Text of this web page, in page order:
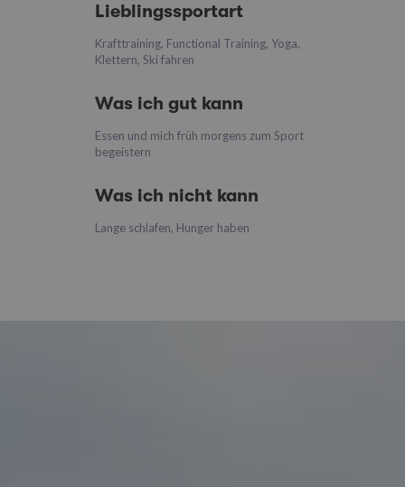
Lieblingssportart
Krafttraining, Functional Training, Yoga,
Klettern, Ski fahren
Was ich gut kann
Essen und mich früh morgens zum Sport
begeistern
Was ich nicht kann
Lange schlafen, Hunger haben